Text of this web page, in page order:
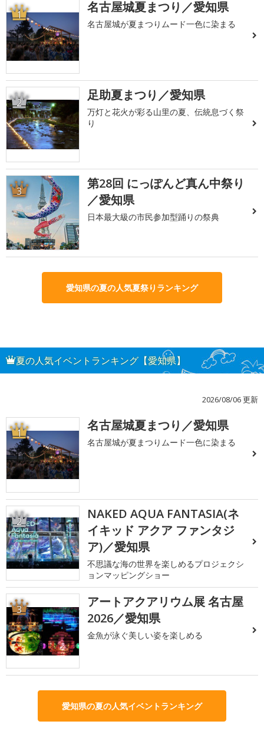
1 名古屋城夏まつり／愛知県
名古屋城が夏まつりムード一色に染まる
2 足助夏まつり／愛知県
万灯と花火が彩る山里の夏、伝統息づく祭
り
3
第28回 にっぽんど真ん中祭り
／愛知県
日本最大級の市民参加型踊りの祭典
愛知県の夏の人気夏祭りランキング
夏の人気イベントランキング【愛知県】
2026/08/06 更新
1 名古屋城夏まつり／愛知県
名古屋城が夏まつりムード一色に染まる
2
NAKED AQUA FANTASIA(ネ
イキッド アクア ファンタジ
ア)／愛知県
不思議な海の世界を楽しめるプロジェクシ
ョンマッピングショー
3
アートアクアリウム展 名古屋
2026／愛知県
金魚が泳ぐ美しい姿を楽しめる
愛知県の夏の人気イベントランキング